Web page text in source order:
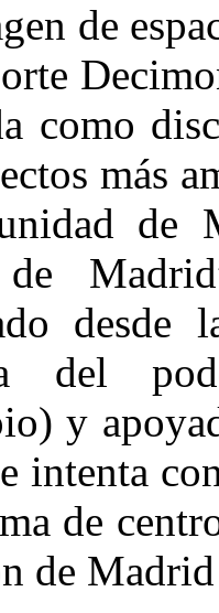
de
como
más
de
de
del
y
intenta
de
de Madrid